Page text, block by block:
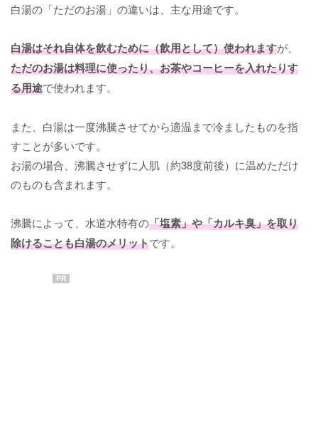
白湯の「ただのお湯」の違いは、主な用途です。
白湯はそれ自体を飲むために（飲用として）使われますが、
ただのお湯は料理に使ったり、お茶やコーヒーを入れたりす
る用途で使われます。
また、白湯は一度沸騰させてから適温まで冷ましたものを指
すことが多いです。
お湯の場合、沸騰させずに人肌（約38度前後）に温めただけ
のものも含まれます。
沸騰によって、水道水特有の「塩素」や「カルキ臭」を取り
除けることも白湯のメリットです。
PR